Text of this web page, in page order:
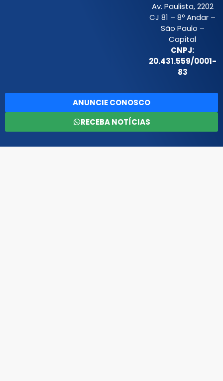
Av. Paulista, 2202
CJ 81 – 8º Andar –
São Paulo –
Capital
CNPJ:
20.431.559/0001-
83
ANUNCIE CONOSCO
RECEBA NOTÍCIAS